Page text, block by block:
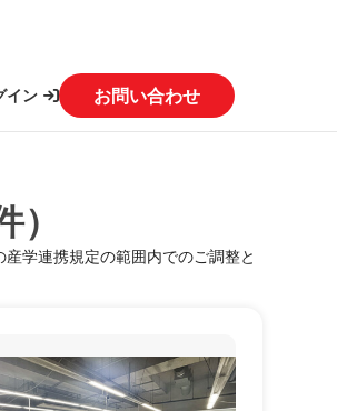
イン お問い合わせ
学連携規定の範囲内でのご調整と